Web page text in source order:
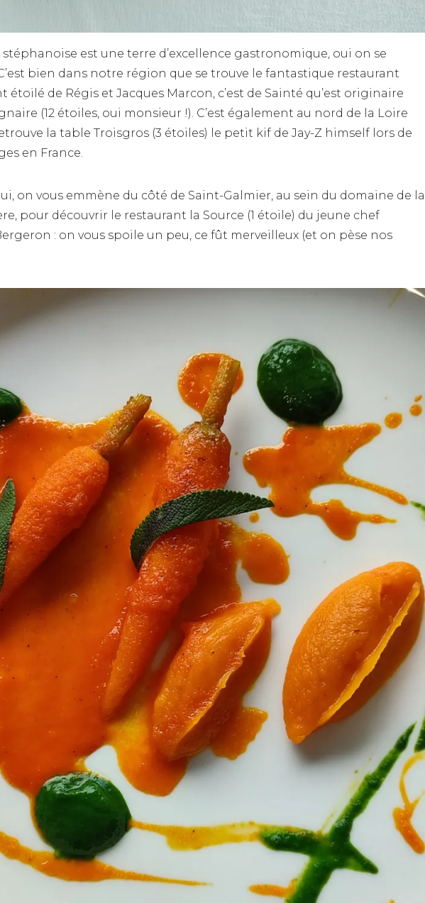
est une terre d’excellence gastronomique, oui on se
bien dans notre région que se trouve le fantastique restaurant
étoilé de Régis et Jacques Marcon, c’est de Sainté qu’est originaire
(12 étoiles, oui monsieur !). C’est également au nord de la Loire
la table Troisgros (3 étoiles) le petit kif de Jay-Z himself lors de
en France.
on vous emmène du côté de Saint-Galmier, au sein du domaine de la
pour découvrir le restaurant la Source (1 étoile) du jeune chef
: on vous spoile un peu, ce fût merveilleux (et on pèse nos